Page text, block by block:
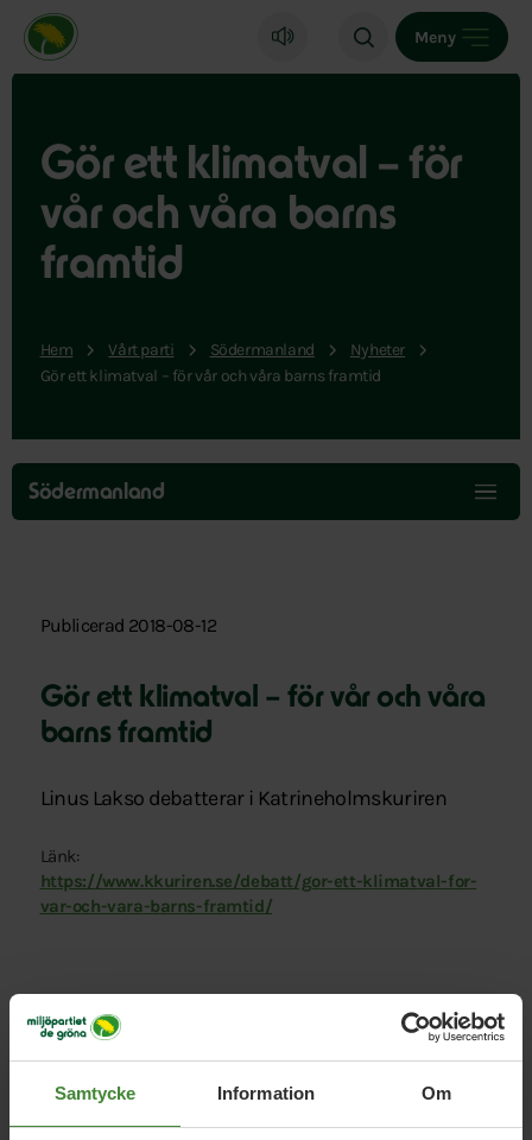
Samtycke Information Om
Miljöpartiet de gröna, startsida
Meny
Gör ett klimatval – för
vår och våra barns
framtid
Hem Vårt parti Södermanland
Nyheter
Gör ett klimatval – för vår och våra barns framtid
Hoppa
över
menyn
Södermanland
Publicerad 2018-08-12
Gör ett klimatval – för vår och våra
barns framtid
Linus Lakso debatterar i Katrineholmskuriren
Länk:
https://www.kkuriren.se/debatt/gor-ett-klimatval-for-
var-och-vara-barns-framtid/
Relaterade nyheter